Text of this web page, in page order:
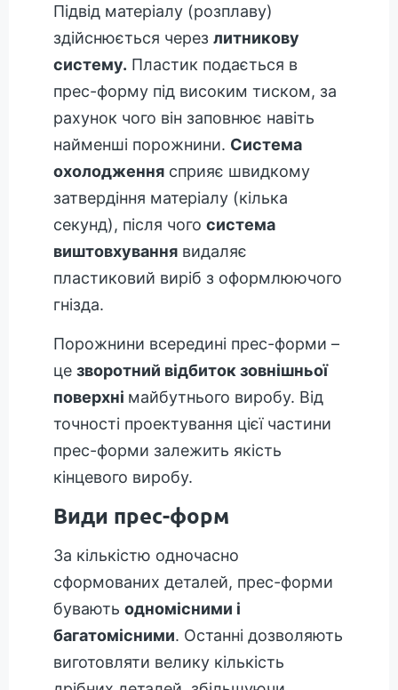
Підвід матеріалу (розплаву)
здійснюється через литникову
систему. Пластик подається в
прес-форму під високим тиском, за
рахунок чого він заповнює навіть
найменші порожнини. Система
охолодження сприяє швидкому
затвердіння матеріалу (кілька
секунд), після чого система
виштовхування видаляє
пластиковий виріб з оформлюючого
гнізда.
Порожнини всередині прес-форми –
це зворотний відбиток зовнішньої
поверхні майбутнього виробу. Від
точності проектування цієї частини
прес-форми залежить якість
кінцевого виробу.
Види прес-форм
За кількістю одночасно
сформованих деталей, прес-форми
бувають одномісними і
багатомісними. Останні дозволяють
виготовляти велику кількість